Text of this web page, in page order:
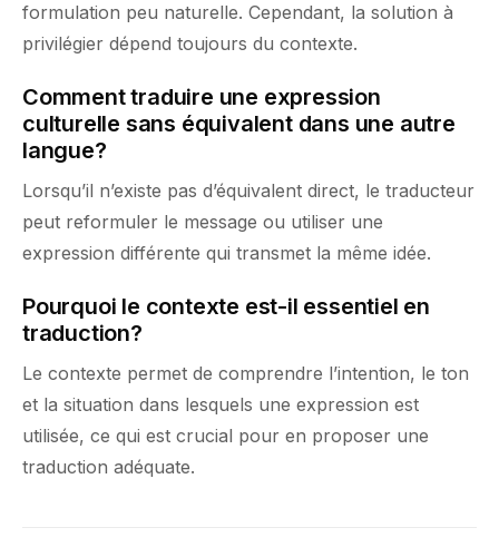
formulation peu naturelle. Cependant, la solution à
privilégier dépend toujours du contexte.
Comment traduire une expression
culturelle sans équivalent dans une autre
langue?
Lorsqu’il n’existe pas d’équivalent direct, le traducteur
peut reformuler le message ou utiliser une
expression différente qui transmet la même idée.
Pourquoi le contexte est-il essentiel en
traduction?
Le contexte permet de comprendre l’intention, le ton
et la situation dans lesquels une expression est
utilisée, ce qui est crucial pour en proposer une
traduction adéquate.